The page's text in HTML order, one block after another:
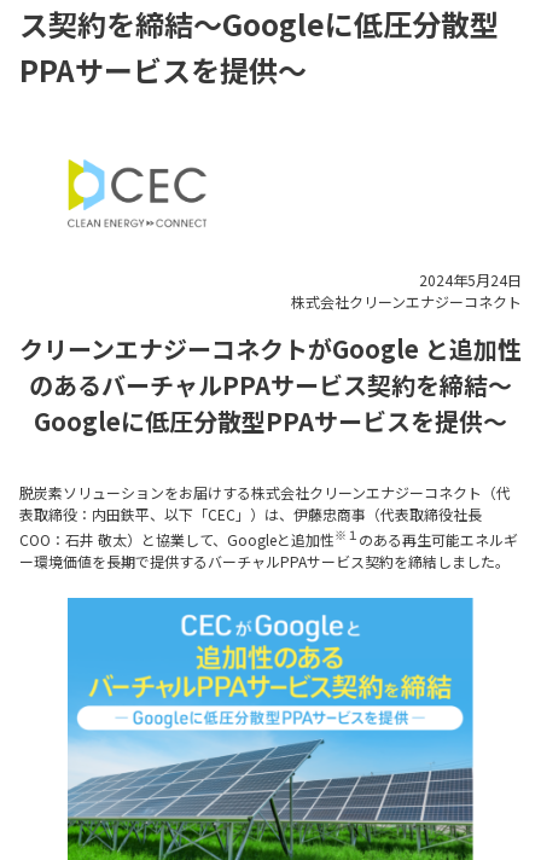
ス契約を締結～Googleに低圧分散型
PPAサービスを提供～
2024年5月24日
株式会社クリーンエナジーコネクト
クリーンエナジーコネクトがGoogle と追加性
のあるバーチャルPPAサービス契約を締結～
Googleに低圧分散型PPAサービスを提供～
脱炭素ソリューションをお届けする株式会社クリーンエナジーコネクト（代
表取締役：内田鉄平、以下「CEC」）は、伊藤忠商事（代表取締役社長
COO：石井 敬太）と協業して、Googleと追加性※１ のある再生可能エネルギ
ー環境価値を長期で提供するバーチャルPPAサービス契約を締結しました。